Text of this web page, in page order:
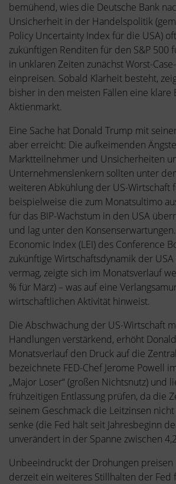
bemühend, wies die Deutsche Bank
Unsicherheit in der Handelspolitik
Policy Uncertainty Index für die USA)
zukünftigen Renditen für den S&P 500
in unklaren Zeiten zunächst Worst-
einpreisen. Sobald Klarheit besteht,
bisher in den meisten Fällen eine klare
Aktienmarkt.
Eine Sache hat Donald Trump mit
aber erreicht: Die aufkeimenden
Marktteilnehmer und Unsicherheiten
Unternehmenslenkern sollten unter
weiteren Abkühlung der US-Wirtschaft
beispielweise die zum Monatsultimo
für das BIP-Wachstum in den USA
und lag unter den
Economic Index (LEI) des Conference
zukünftige Wirtschaftsdynamik der
vermag, zeigte sich im Monatsverlauf
% für März) – was auf eine
wirtschaftlichen Aktivität hinweist.
Die Abschwächung der US-Wirtschaft
Handlungen verstärkend, erhöht
Monatsverlauf den Druck auf die
bezeichnete FED-Chef Jerome Powell
„Major Loser“ (großen Nichtsnutz) und
frühzeitigen Entlassung prüfen, da die
seinem Geschmack die Leitzinsen
senke (die Fed hält seit Jahresbeginn
unverändert in der Spanne zwischen
Unbeeindruckt der Drohungen
derzeit ein weiteres Stillhalten der